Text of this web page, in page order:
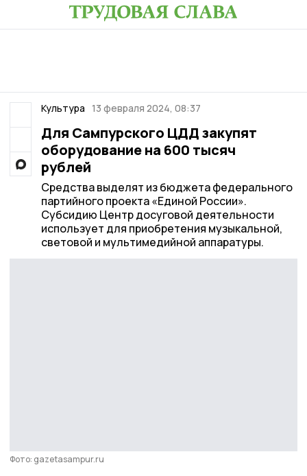
Культура 13 февраля 2024, 08:37
Для Сампурского ЦДД закупят
оборудование на 600 тысяч
рублей
Средства выделят из бюджета федерального
партийного проекта «Единой России».
Субсидию Центр досуговой деятельности
использует для приобретения музыкальной,
световой и мультимедийной аппаратуры.
Фото: gazetasampur.ru